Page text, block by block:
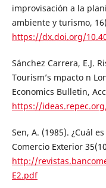
improvisación a la
ambiente y turismo,
https://dx.doi.org/
Sánchez Carrera, E.J.
Tourism’s mpacto n
Economics Bulletin,
https://
Sen, A. (1985). ¿Cuál
Comercio Exterior
http://
E2.pdf